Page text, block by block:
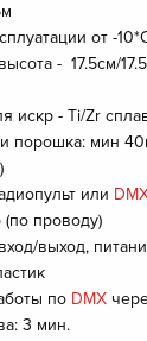
от -
- 17.5см/
искр - Ti/Zr
порошка: мин
или
проводу)
выход,
по DMX
3 мин.